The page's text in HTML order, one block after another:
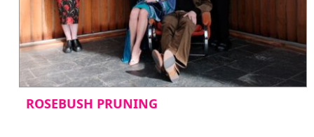
ROSEBUSH PRUNING